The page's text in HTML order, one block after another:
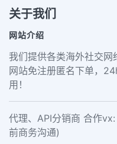
关于我们
网站介绍
我们提供各类海外社交网
网站免注册匿名下单，
用！
代理、API分销商 合作
前商务沟通)